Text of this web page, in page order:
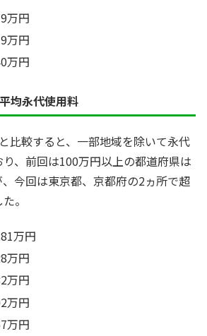
円
万円
万円
均永代使用料
比較すると、一部地域を除いて永代
、前回は100万円以上の都道府県は
今回は東京都、京都府の2ヵ所で超
。
万円
万円
万円
万円
万円